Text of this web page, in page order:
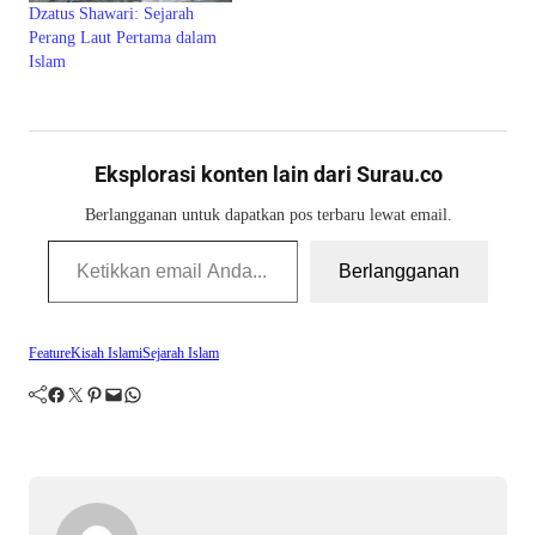
Dzatus Shawari: Sejarah
Perang Laut Pertama dalam
Islam
Eksplorasi konten lain dari Surau.co
Berlangganan untuk dapatkan pos terbaru lewat email.
Ketikkan email Anda...
Berlangganan
FeatureKisah IslamiSejarah Islam
Facebook Twitter Pinterest Mail WhatsApp